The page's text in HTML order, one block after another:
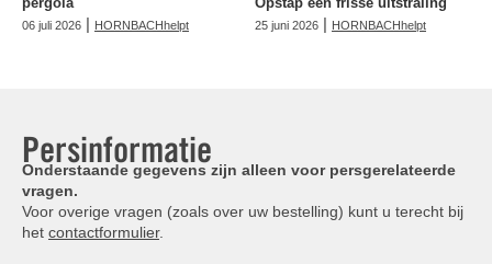
06 juli 2026 | HORNBACHhelpt 25 juni 2026 | HORNBACHhelpt
Persinformatie
Onderstaande gegevens zijn alleen voor persgerelateerde
vragen.
Voor overige vragen (zoals over uw bestelling) kunt u terecht bij
het contactformulier.